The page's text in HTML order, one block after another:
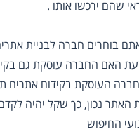
שהם ירכשו אותו .
בוחרים חברה לבניית
האם החברה עוסקת גם
העוסקת בקידום אתרים
האתר נכון, כך שקל יהיה
החיפוש